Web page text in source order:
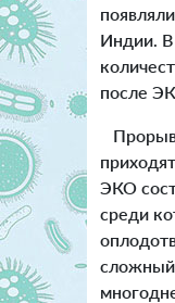
Индии. В
после
ЭКО
среди